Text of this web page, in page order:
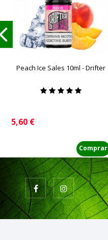
Peach Ice Sales 10ml - Drifter
Precio
5,60 €
Comprar